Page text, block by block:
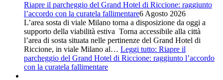
Riapre il parcheggio del Grand Hotel di Riccione: raggiunto
l’accordo con la curatela fallimentare6 Agosto 2026
L’area sosta di viale Milano torna a disposizione da oggi a
supporto della viabilità estiva Torna accessibile alla città
l’area di sosta situata nelle pertinenze del Grand Hotel di
Riccione, in viale Milano al… Leggi tutto: Riapre il
parcheggio del Grand Hotel di Riccione: raggiunto l’accordo
con la curatela fallimentare